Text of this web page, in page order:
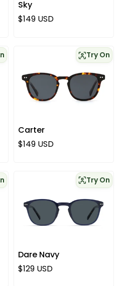
Sky
Regulärer Preis
$149 USD
Carter
Try On
Regulärer Preis
$149 USD
Dare Navy
Try On
Regulärer Preis
$129 USD